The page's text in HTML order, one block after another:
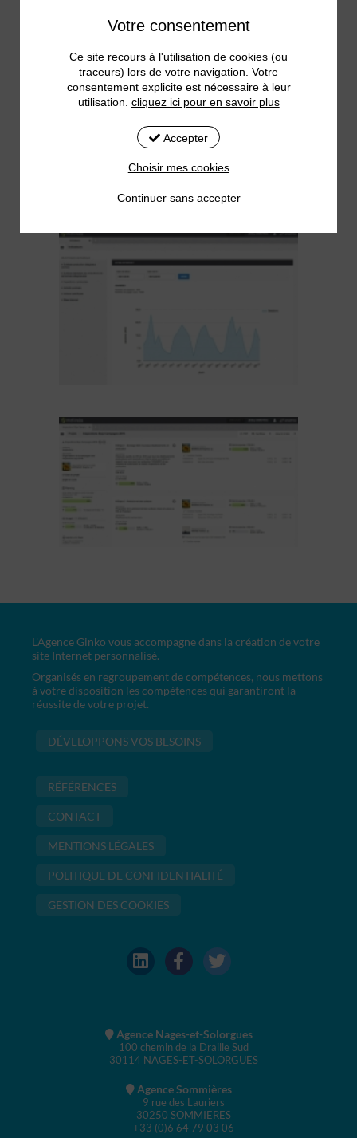
L'Agence Ginko vous accompagne dans la création de votre
site Internet personnalisé.
Organisés en regroupement de compétences, nous mettons
à votre disposition les compétences qui garantiront la
réussite de votre projet.
DÉVELOPPONS VOS BESOINS
RÉFÉRENCES
CONTACT
MENTIONS LÉGALES
POLITIQUE DE CONFIDENTIALITÉ
GESTION DES COOKIES
Agence Nages-et-Solorgues
100 chemin de la Draille Sud
30114 NAGES-ET-SOLORGUES
Agence Sommières
9 rue des Lauriers
30250 SOMMIERES
+33 (0)6 64 79 03 06
Votre consentement
Ce site recours à l'utilisation de cookies (ou
traceurs) lors de votre navigation. Votre
consentement explicite est nécessaire à leur
utilisation. cliquez ici pour en savoir plus
Accepter
Choisir mes cookies
Continuer sans accepter